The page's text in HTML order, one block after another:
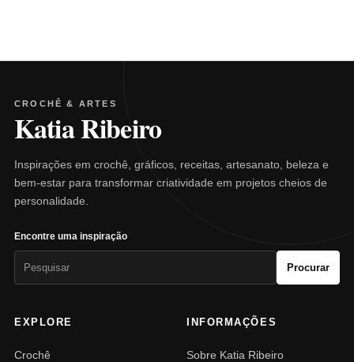
CROCHÊ & ARTES
Katia Ribeiro
Inspirações em crochê, gráficos, receitas, artesanato, beleza e
bem-estar para transformar criatividade em projetos cheios de
personalidade.
Encontre uma inspiração
Procurar
EXPLORE
Crochê
INFORMAÇÕES
Sobre Katia Ribeiro